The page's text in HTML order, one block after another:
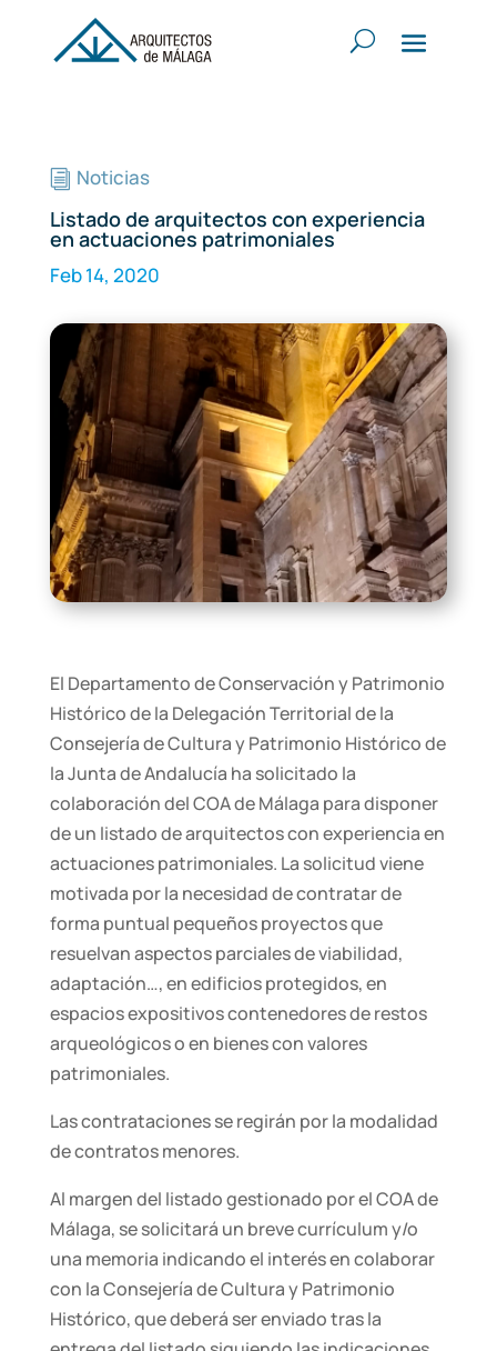
i Noticias
Listado de arquitectos con experiencia
en actuaciones patrimoniales
Feb 14, 2020
El Departamento de Conservación y Patrimonio
Histórico de la Delegación Territorial de la
Consejería de Cultura y Patrimonio Histórico de
la Junta de Andalucía ha solicitado la
colaboración del COA de Málaga para disponer
de un listado de arquitectos con experiencia en
actuaciones patrimoniales. La solicitud viene
motivada por la necesidad de contratar de
forma puntual pequeños proyectos que
resuelvan aspectos parciales de viabilidad,
adaptación…, en edificios protegidos, en
espacios expositivos contenedores de restos
arqueológicos o en bienes con valores
patrimoniales.
Las contrataciones se regirán por la modalidad
de contratos menores.
Al margen del listado gestionado por el COA de
Málaga, se solicitará un breve currículum y/o
una memoria indicando el interés en colaborar
con la Consejería de Cultura y Patrimonio
Histórico, que deberá ser enviado tras la